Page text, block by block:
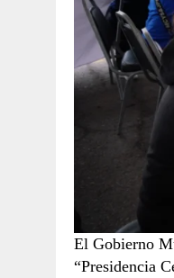
El Gobierno
“Presidencia